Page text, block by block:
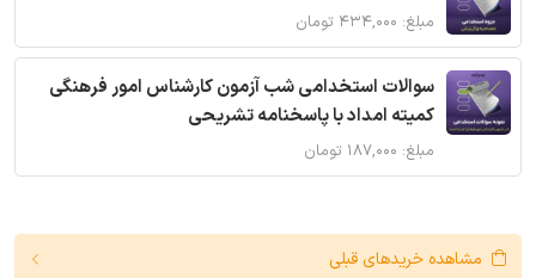
مبلغ: ۴۳۴,۰۰۰ تومان
سوالات استخدامی شب آزمون کارشناس امور فرهنگی
کمیته امداد با پاسخنامه تشریحی
مبلغ: ۱۸۷,۰۰۰ تومان
مشاهده خریدهای قبلی